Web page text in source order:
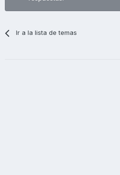
Ir a la lista de temas